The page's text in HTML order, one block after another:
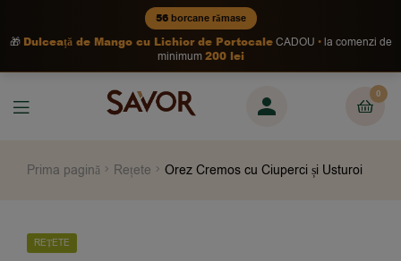
56borcane rămase
🎁 Dulceață de Mango cu Lichior de PortocaleCADOU
la comenzi de
minimum200 lei
0
Prima pagină Rețete Orez Cremos cu Ciuperci și Usturoi
REȚETE